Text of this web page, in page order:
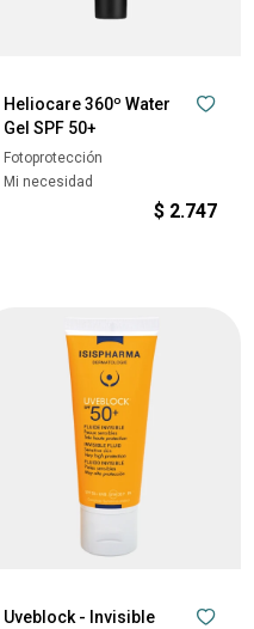
Heliocare 360º Water
Gel SPF 50+
Fotoprotección
Mi necesidad
$ 2.747
Uveblock - Invisible